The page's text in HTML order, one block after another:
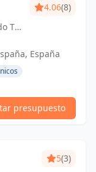
Tu
4.06(8)
España
presupuesto
5(3)